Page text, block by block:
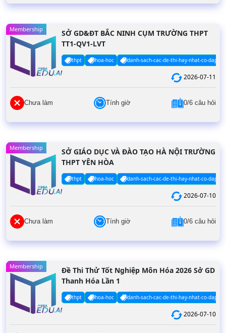
Membership
SỞ GD&ĐT BẮC NINH CỤM TRƯỜNG THPT
TT1-QV1-LVT
thpt hoa-hoc danh-sach-cac-de-thi-hay-nhat-co-dap-an
2026-07-11
Chưa làm Tính giờ 0/6 câu hỏi
Membership
SỞ GIÁO DỤC VÀ ĐÀO TẠO HÀ NỘI TRƯỜNG
THPT YÊN HÒA
thpt hoa-hoc danh-sach-cac-de-thi-hay-nhat-co-dap-an
2026-07-10
Chưa làm Tính giờ 0/6 câu hỏi
Membership
Đề Thi Thử Tốt Nghiệp Môn Hóa 2026 Sở GD
Thanh Hóa Lần 1
thpt hoa-hoc danh-sach-cac-de-thi-hay-nhat-co-dap-an
2026-07-10